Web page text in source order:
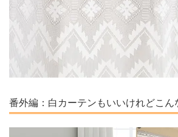
番外編：白カーテンもいいけれどこん